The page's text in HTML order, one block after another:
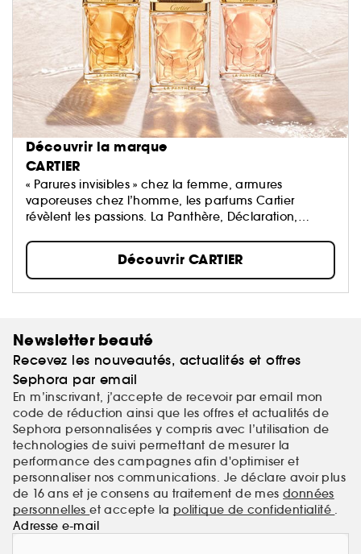
Découvrir la marque
CARTIER
« Parures invisibles » chez la femme, armures
vaporeuses chez l’homme, les parfums Cartier
révèlent les passions. La Panthère, Déclaration,
Découvrir CARTIER
Newsletter beauté
Recevez les nouveautés, actualités et offres
Sephora par email
En m’inscrivant, j’accepte de recevoir par email mon
code de réduction ainsi que les offres et actualités de
Sephora personnalisées y compris avec l’utilisation de
technologies de suivi permettant de mesurer la
performance des campagnes afin d'optimiser et
personnaliser nos communications. Je déclare avoir plus
de 16 ans et je consens au traitement de mes données
personnelleset accepte la politique de confidentialité .
Adresse e-mail